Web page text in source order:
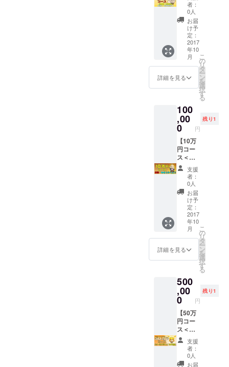
送料無
料券＜
有効期
間2017
年12月
31日ま
で＞ ◆
古河の
七福カ
レーめ
円分
（500円
券
有効期
間2018
年3月30
日まで
＞※古河
市内七
福カ
レー提
供の飲
食店の
み有効
◆七福
カレー
めん特
×1枚 ◆
商品
ページ
店名・
リンク
掲載 ◆
先行販
売権
福カ
レーア
カウン
トに友
達登録
が必要
＞ ◆七
福カ
レー＜
化粧箱
ページ
に販売
店名・
リンク
掲載 ◆
先行販
売権
向け
＞】 ◆
感謝の
メール
◆SNS
にお名
前掲載
＜希望
者のみ
＞ ◆七
ん×ゆき
とのく
んLINE
スタン
プ＜ご
希望の
方は七
福カ
レーア
カウン
トに友
達登録
が必要
＞ ◆七
福カ
レー＜
化粧箱
なし＞
×3食 ◆
化粧箱
入り＞
×120食
◆商品
ページ
に販売
店名・
リンク
掲載 ◆
先行販
売権
者：
0人
お届
け予
定：
2017
年10
月
詳細を見る
こ
の
リ
タ
ー
ン
を
選
択
す
る
100
,00
0 円
残り1
【10万
円コー
ス＜出
張！ゆ
きとの
くん
コース
＞】 ◆
感謝の
メール
◆SNS
にお名
前掲載
＜希望
者のみ
レーめ
ん×ゆき
とのく
んLINE
スタン
プ＜ご
希望の
方は七
福カ
レーア
カウン
支援
者：
0人
お届
け予
定：
2017
年10
月
詳細を見る
こ
の
リ
タ
ー
ン
を
選
択
す
る
500
,00
0 円
残り1
【50万
円コー
ス＜あ
なた好
みの七
福カ
レー
支援
者：
0人
お届